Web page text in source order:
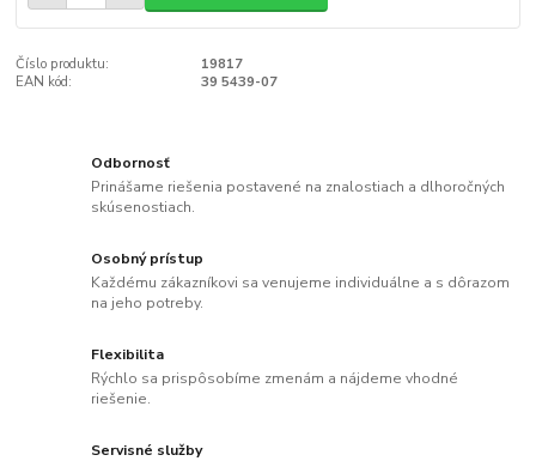
Číslo produktu:
19817
EAN kód:
39 5439-07
Odbornosť
Prinášame riešenia postavené na znalostiach a dlhoročných
skúsenostiach.
Osobný prístup
Každému zákazníkovi sa venujeme individuálne a s dôrazom
na jeho potreby.
Flexibilita
Rýchlo sa prispôsobíme zmenám a nájdeme vhodné
riešenie.
Servisné služby